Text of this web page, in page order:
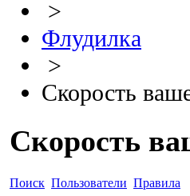
>
Флудилка
>
Скорость
Скорость
Поиск Пользователи Правила